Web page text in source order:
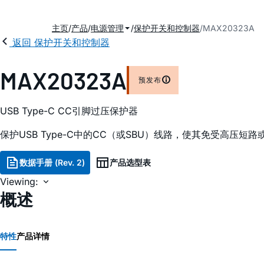
主页 产品 电源管理 保护开关和控制器 MAX20323A
返回 保护开关和控制器
MAX20323A 预发布
USB Type-C CC引脚过压保护器
保护USB Type-C中的CC（或SBU）线路，使其免受高压短路
数据手册 (Rev. 2) 产品选型表
Viewing:
概述
特性产品详情